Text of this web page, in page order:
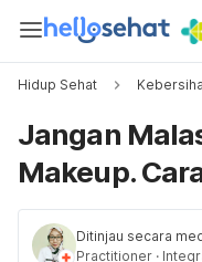
Hidup Sehat
Jangan
Makeup.
Ditinjau secara
Practitioner ·